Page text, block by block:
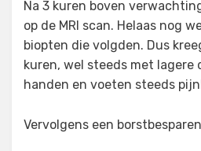
Na 3 kuren boven
op de MRI scan. Helaas nog
biopten die volgden. Dus
kuren, wel steeds met lagere
handen en voeten steeds
Vervolgens een